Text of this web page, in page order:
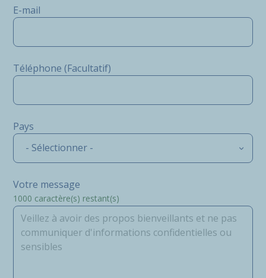
E-mail
Téléphone (Facultatif)
Pays
- Sélectionner -
Votre message
1000 caractère(s) restant(s)